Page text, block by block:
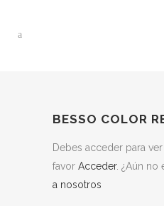
BESSO COLOR
Debes acceder para
favor Acceder. ¿Aún no
a nosotros